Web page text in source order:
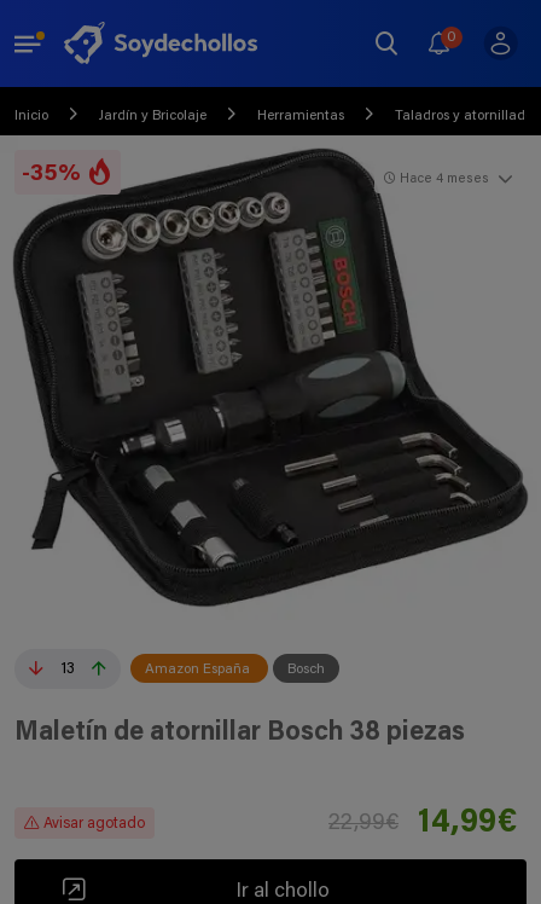
0
Inicio Jardín y Bricolaje Herramientas Taladros y
-35%
13 Amazon España Bosch
Hace 4 meses
Maletín de atornillar Bosch 38 piezas
Avisar agotado 22,99€ 14,99€
Ir al chollo